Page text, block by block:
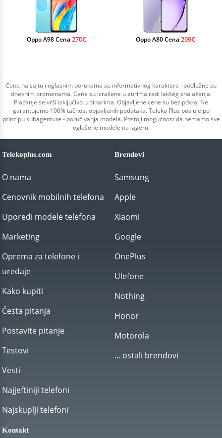
Oppo A98 Cena 270€ Oppo A80 Cena 269€
Cene na sajtu i oglasnim porukama su informativnog karaktera i podložne su
dnevnim promenama. Cene su izražene u eurima radi lakšeg snalaženja.
Plaćanje se vrši isključivo u dinarima. Objavljene cene su bez pdv-a. Ne
garantujemo 100% tačnost objavljenih podataka. Teleko Plus posluje po
principu subagenture - poručivanja modela. Postoji mogućnost da nemamo sve
oglašene modele na lageru.
Telekoplus.com
O nama
Cenovnik mobilnih telefona
Uporedi modele telefona
Marketing
Oprema za telefone i
uređaje
Kako kupiti
Česta pitanja
Postavite pitanje
Testovi
Vesti
Najjeftiniji telefoni
Najskuplji telefoni
Brendovi
Samsung
Apple
Xiaomi
Google
OnePlus
Ulefone
Nothing
Honor
Motorola
... ostali brendovi
Kontakt